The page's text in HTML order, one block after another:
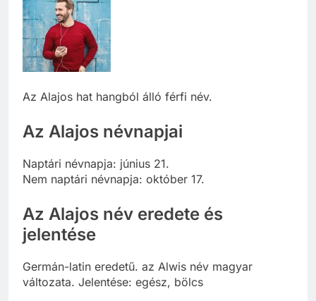
Az Alajos hat hangból álló férfi név.
Az Alajos névnapjai
Naptári névnapja: június 21.
Nem naptári névnapja: október 17.
Az Alajos név eredete és
jelentése
Germán-latin eredetű. az Alwis név magyar
változata. Jelentése: egész, bölcs